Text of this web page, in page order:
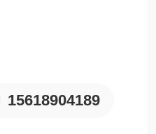
动运行状态，使用相当方
15618904189